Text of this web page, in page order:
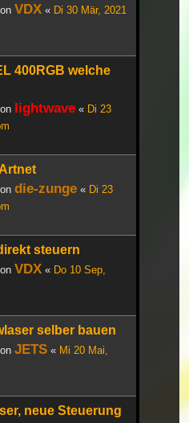
VDX « Di 30 Mär, 2021
400RGB welche
lightwave « Di 23
die-zunge « Di 23
steuern
VDX « Do 10 Sep,
selber bauen
JETS « Mi 20 Mai,
neue Steuerung